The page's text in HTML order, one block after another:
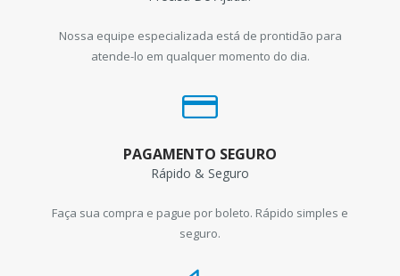
Nossa equipe especializada está de prontidão para
atende-lo em qualquer momento do dia.
PAGAMENTO SEGURO
Rápido & Seguro
Faça sua compra e pague por boleto. Rápido simples e
seguro.